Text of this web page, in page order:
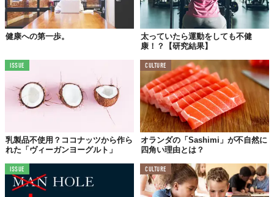
健康への第一歩。
太っていたら運動をしても不健
康！？【研究結果】
ISSUE
乳製品不使用？ココナッツから作ら
れた「ヴィーガンヨーグルト」
CULTURE
オランダの「Sashimi」が不自然に
四角い理由とは？
ISSUE CULTURE